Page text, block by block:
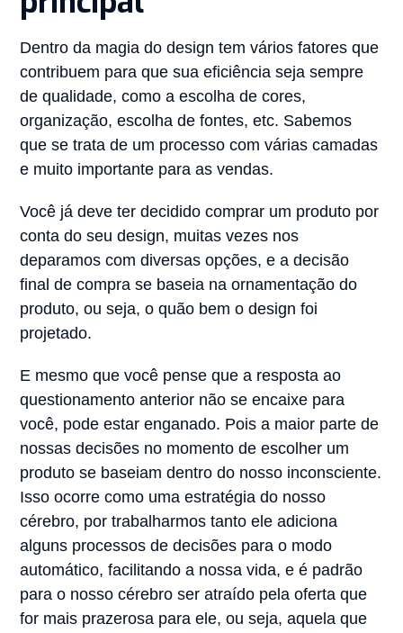
Dentro da magia do design tem vários fatores que
contribuem para que sua eficiência seja sempre
de qualidade, como a escolha de cores,
organização, escolha de fontes, etc. Sabemos
que se trata de um processo com várias camadas
e muito importante para as vendas.
Você já deve ter decidido comprar um produto por
conta do seu design, muitas vezes nos
deparamos com diversas opções, e a decisão
final de compra se baseia na ornamentação do
produto, ou seja, o quão bem o design foi
projetado.
E mesmo que você pense que a resposta ao
questionamento anterior não se encaixe para
você, pode estar enganado. Pois a maior parte de
nossas decisões no momento de escolher um
produto se baseiam dentro do nosso inconsciente.
Isso ocorre como uma estratégia do nosso
cérebro, por trabalharmos tanto ele adiciona
alguns processos de decisões para o modo
automático, facilitando a nossa vida, e é padrão
para o nosso cérebro ser atraído pela oferta que
for mais prazerosa para ele, ou seja, aquela que